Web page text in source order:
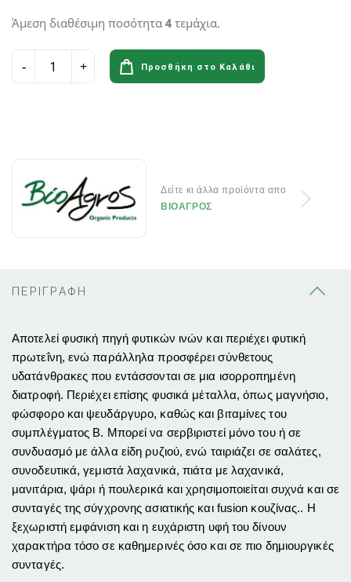
Άμεση διαθέσιμη ποσότητα 4 τεμάχια.
Προσθήκη στο Καλάθι
Δείτε κι άλλα προϊόντα απο
ΒΙΟΑΓΡΟΣ
ΠΕΡΙΓΡΑΦΗ
Αποτελεί φυσική πηγή φυτικών ινών και περιέχει φυτική
πρωτεΐνη, ενώ παράλληλα προσφέρει σύνθετους
υδατάνθρακες που εντάσσονται σε μια ισορροπημένη
διατροφή. Περιέχει επίσης φυσικά μέταλλα, όπως μαγνήσιο,
φώσφορο και ψευδάργυρο, καθώς και βιταμίνες του
συμπλέγματος Β. Μπορεί να σερβιριστεί μόνο του ή σε
συνδυασμό με άλλα είδη ρυζιού, ενώ ταιριάζει σε σαλάτες,
συνοδευτικά, γεμιστά λαχανικά, πιάτα με λαχανικά,
μανιτάρια, ψάρι ή πουλερικά και χρησιμοποιείται συχνά και σε
συνταγές της σύγχρονης ασιατικής και fusion κουζίνας.. Η
ξεχωριστή εμφάνιση και η ευχάριστη υφή του δίνουν
χαρακτήρα τόσο σε καθημερινές όσο και σε πιο δημιουργικές
συνταγές.